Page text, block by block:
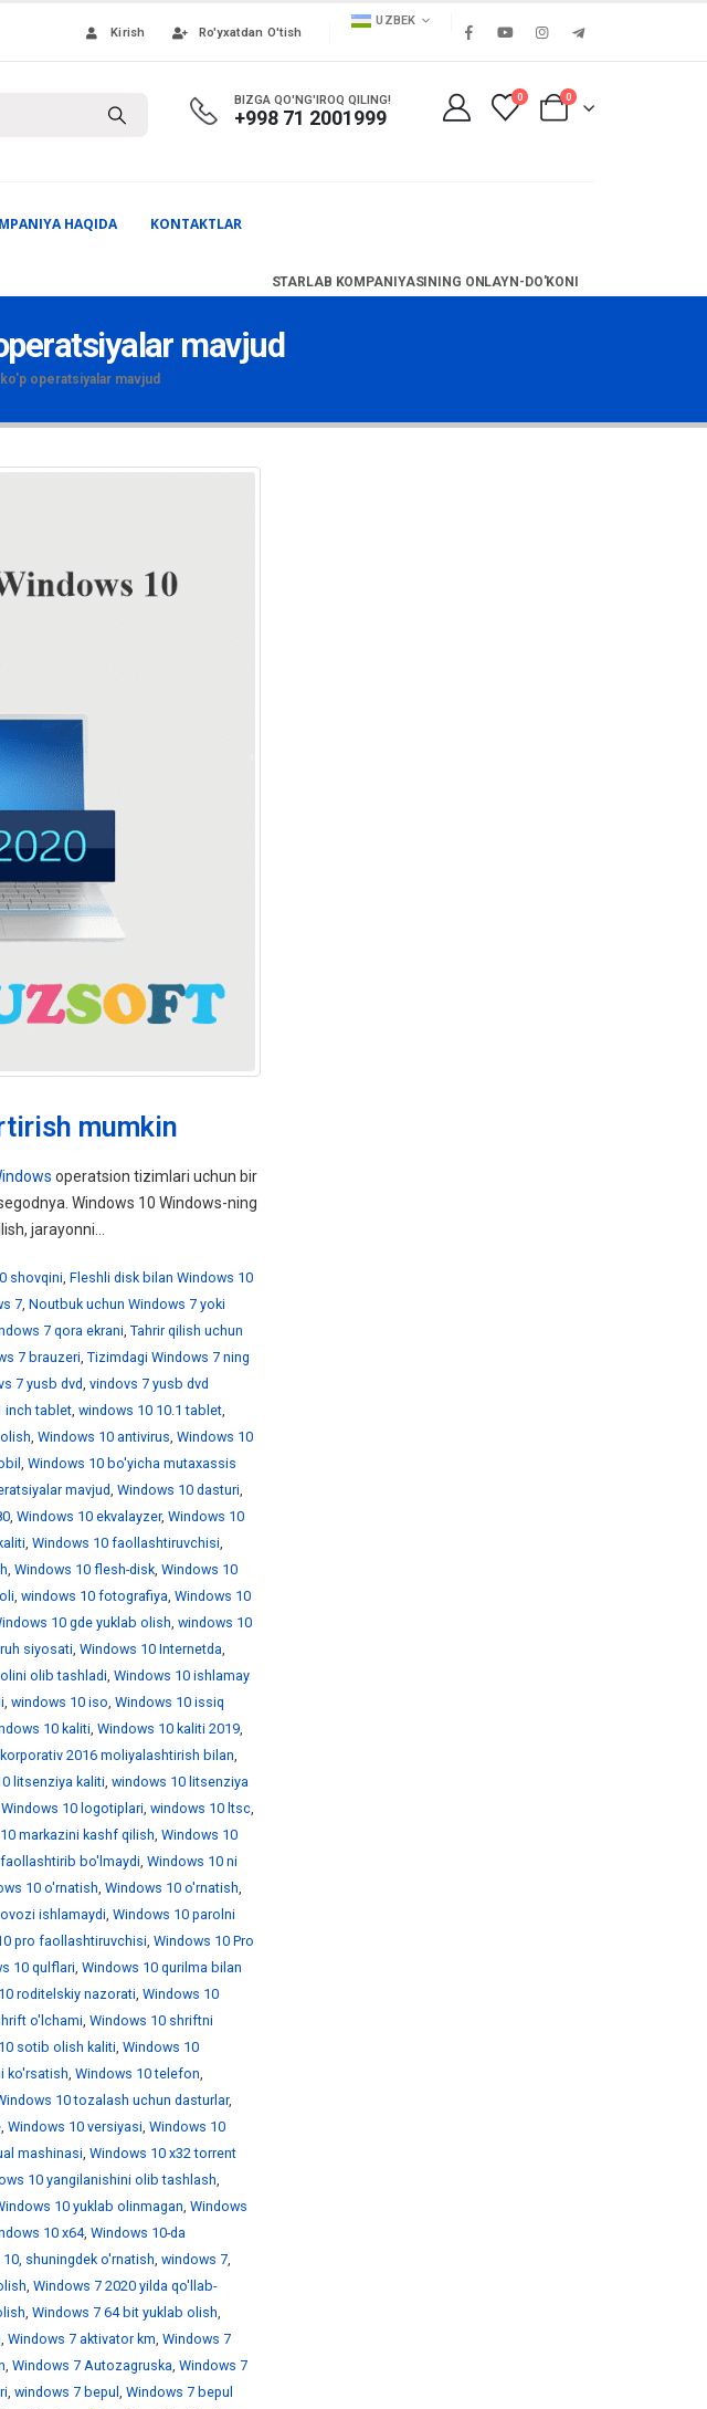
Kirish Ro'yxatdan O'tish
UZBEK
BIZGA QO'NG'IROQ QILING!
+998 71 2001999
0 0
HAQIDA KONTAKTLAR
STARLAB KOMPANIYASINING ONLAYN-DO'KONI
mavjud
operatsiyalar mavjud
mumkin
operatsion tizimlari uchun bir
Windows 10 Windows-ning
jarayonni...
shovqini, Fleshli disk bilan Windows 10
7, Noutbuk uchun Windows 7 yoki
7 qora ekrani, Tahrir qilish uchun
7 brauzeri, Tizimdagi Windows 7 ning
7 yusb dvd, vindovs 7 yusb dvd
inch tablet, windows 10 10.1 tablet,
, Windows 10 antivirus, Windows 10
, Windows 10 bo'yicha mutaxassis
mavjud, Windows 10 dasturi,
, Windows 10 ekvalayzer, Windows 10
, Windows 10 faollashtiruvchisi,
, Windows 10 flesh-disk, Windows 10
, windows 10 fotografiya, Windows 10
10 gde yuklab olish, windows 10
siyosati, Windows 10 Internetda,
olib tashladi, Windows 10 ishlamay
, windows 10 iso, Windows 10 issiq
10 kaliti, Windows 10 kaliti 2019,
2016 moliyalashtirish bilan,
litsenziya kaliti, windows 10 litsenziya
Windows 10 logotiplari, windows 10 ltsc,
markazini kashf qilish, Windows 10
bo'lmaydi, Windows 10 ni
10 o'rnatish, Windows 10 o'rnatish,
ishlamaydi, Windows 10 parolni
pro faollashtiruvchisi, Windows 10 Pro
10 qulflari, Windows 10 qurilma bilan
roditelskiy nazorati, Windows 10
o'lchami, Windows 10 shriftni
sotib olish kaliti, Windows 10
ko'rsatish, Windows 10 telefon,
10 tozalash uchun dasturlar,
, Windows 10 versiyasi, Windows 10
mashinasi, Windows 10 x32 torrent
10 yangilanishini olib tashlash,
10 yuklab olinmagan, Windows
10 х64, Windows 10-da
shuningdek o'rnatish, windows 7,
, Windows 7 2020 yilda qo'llab-
, Windows 7 64 bit yuklab olish,
, Windows 7 aktivator km, Windows 7
, Windows 7 Autozagruska, Windows 7
, windows 7 bepul , Windows 7 bepul